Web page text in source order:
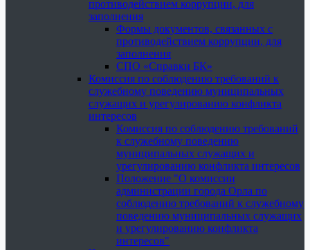
противодействием коррупции, для
заполнения
Формы документов, связанных с
противодействием коррупции, для
заполнения
СПО «Справки БК»
Комиссия по соблюдению требований к
служебному поведению муниципальных
служащих и урегулированию конфликта
интересов
Комиссия по соблюдению требований
к служебному поведению
муниципальных служащих и
урегулированию конфликта интересов
Положение "О комиссии
администрации города Орла по
соблюдению требований к служебному
поведению муниципальных служащих
и урегулированию конфликта
интересов"